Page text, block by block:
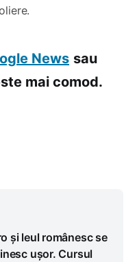
News sau
mai comod.
și leul românesc se
ușor. Cursul